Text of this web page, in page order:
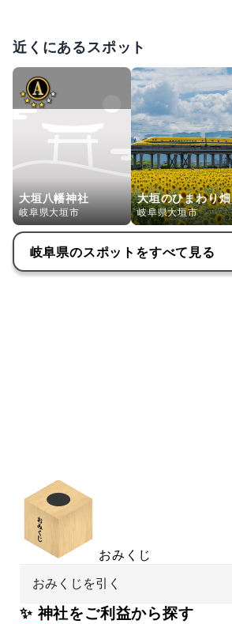
近くにあるスポット
大垣八幡神社
岐阜県大垣市
大垣のひまわり畑
岐阜県大垣市
岐阜県のスポットをすべて見る
おみくじ
おみくじを引く
✨ 神社をご利益から探す